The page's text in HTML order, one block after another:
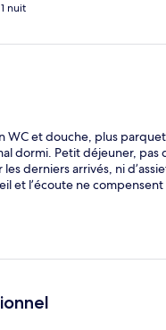
nuit
WC et douche, plus
dormi. Petit déjeuner, pas
derniers arrivés, ni
et l’écoute ne